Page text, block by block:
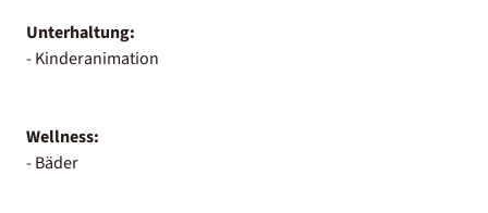
Unterhaltung:
- Kinderanimation
Wellness:
- Bäder